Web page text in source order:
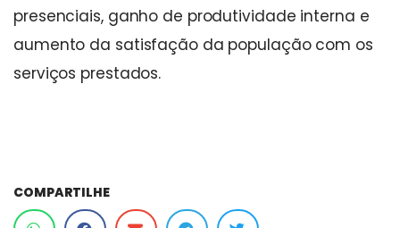
presenciais, ganho de produtividade interna e
aumento da satisfação da população com os
serviços prestados.
COMPARTILHE